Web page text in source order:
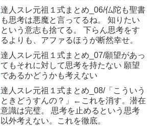
と言った。よしおさんは「何を思おうが
行動しようが関係ねぇ」と言った
達人スレ元祖１式まとめ_06/仏陀も聖書
も思考は悪魔と言ってるね。 知りたい
という意志も捨てる。 下らん思考をす
るよりも、アファるほうが断然幸せ。
達人スレ元祖１式まとめ_07/願望があっ
てもそれに対して思考を持たない 願望
であるかどうかも考えない
達人スレ元祖１式まとめ_08/「こういう
ときどうすんの？」←これを消す。潜在
意識は完璧。 思考を止めるという思考
以外考えない。これを徹底。